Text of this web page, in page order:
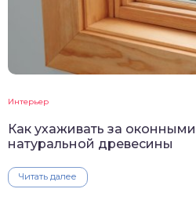
Интерьер
Как ухаживать за
натуральной древесины
Читать далее